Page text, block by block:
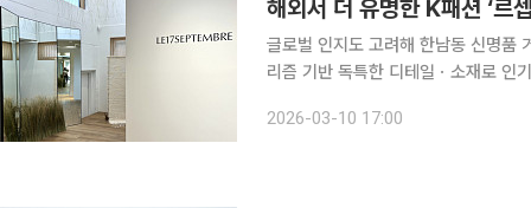
해외서 더 유명한 K패션 ‘르
글로벌 인지도 고려해 한남동 신명품
리즘 기반 독특한 디테일ㆍ소재로 인기 나무 창살, 도자기와 찻잔, 그리고 옷. 한옥 창호 옆에 모
어 볼 수 있다. 곳곳엔 박물관을 연상
2026-03-10 17:00